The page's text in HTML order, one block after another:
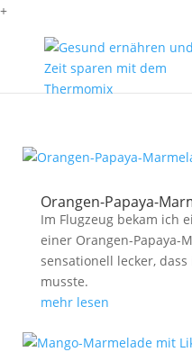
+
Orangen-Papaya-
Im Flugzeug bekam ich
einer Orangen-Papaya-
sensationell lecker,
musste.
mehr lesen